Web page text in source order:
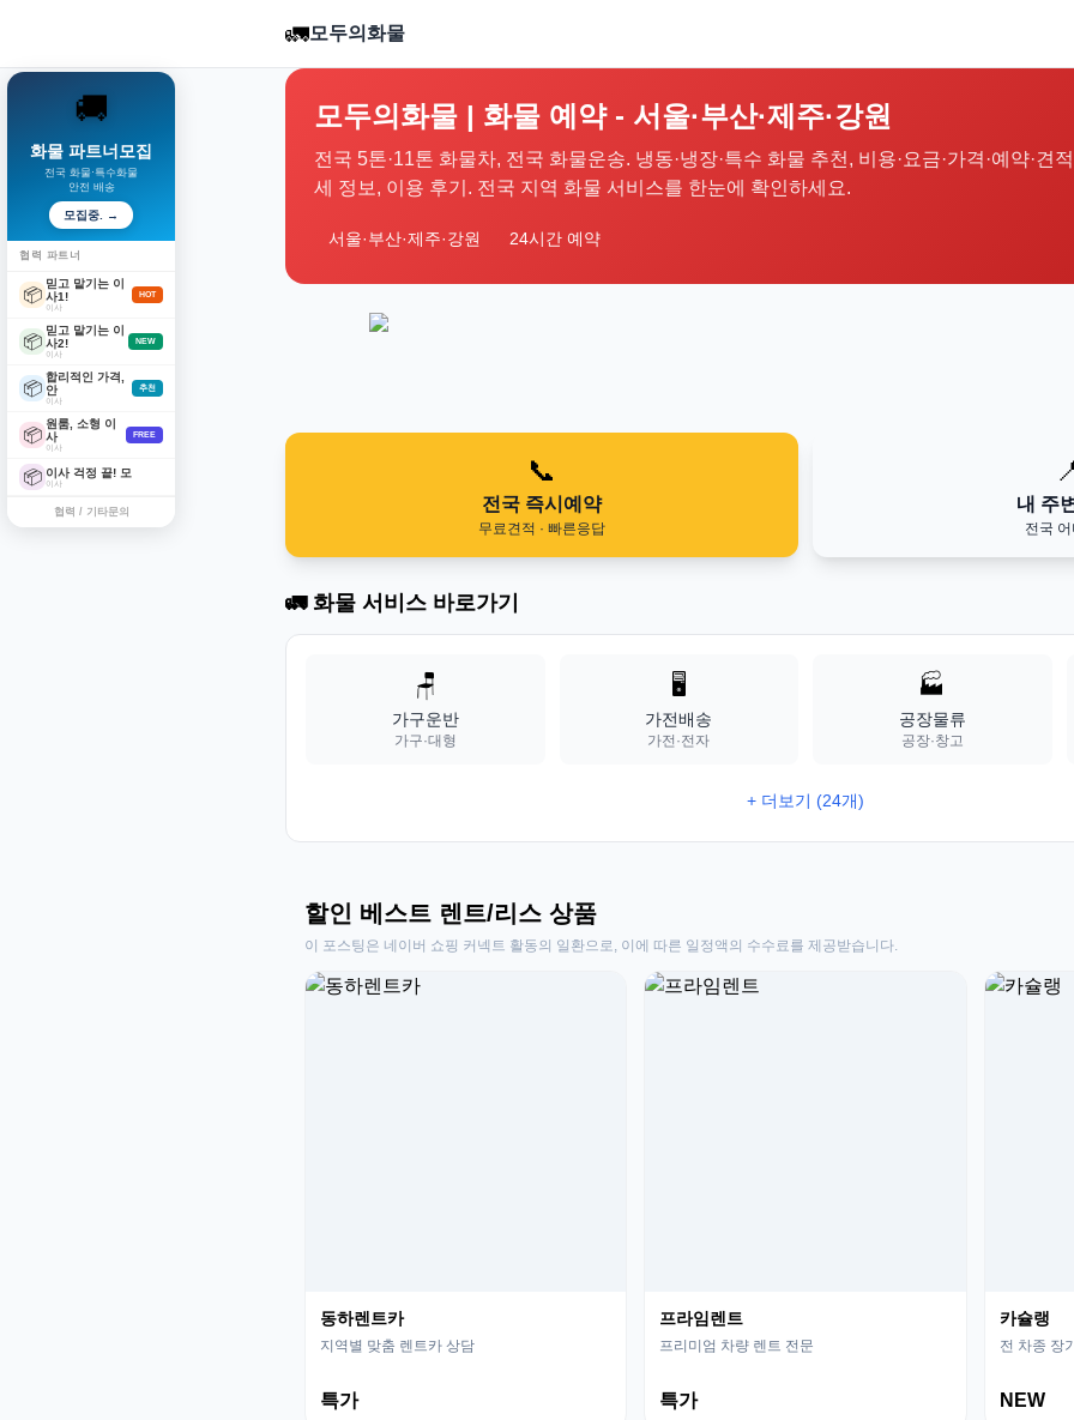
🚛모두의화물
모두의화물 | 화물 예약 - 서울·부산·제주·강원
전국 5톤·11톤 화물차, 전국 화물운송. 냉동·냉장·특수 화물 추천, 비용·요금·가격·예약·견
세 정보, 이용 후기. 전국 지역 화물 서비스를 한눈에 확인하세요.
서울·부산·제주·강원 24시간 예약
📞
전국 즉시예약
무료견적 · 빠른응답
내 주
전국
🚛 화물 서비스 바로가기
🪑
가구운반
가구·대형
🖥️
가전배송
가전·전자
🏭
공장물류
공장·창고
+ 더보기 (24개)
할인 베스트 렌트/리스 상품
이 포스팅은 네이버 쇼핑 커넥트 활동의 일환으로, 이에 따른 일정액의 수수료를 제공받습니다.
동하렌트카
지역별 맞춤 렌트카 상담
특가
프라임렌트
프리미엄 차량 렌트 전문
특가
카슐랭
전 차종 장
NEW
🚚
화물 파트너모집
전국 화물·특수화물
안전 배송
모집중. →
협력 파트너
📦
믿고 맡기는 이
사1!
이사
HOT
📦
믿고 맡기는 이
사2!
이사
NEW
📦
합리적인 가격,
안
이사
추천
📦
원룸, 소형 이
사
이사
FREE
📦 이사 걱정 끝! 모
이사
협력 / 기타문의